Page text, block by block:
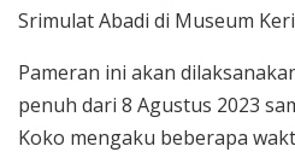
Srimulat Abadi di Museum
Pameran ini akan
penuh dari 8 Agustus 2023
Koko mengaku beberapa